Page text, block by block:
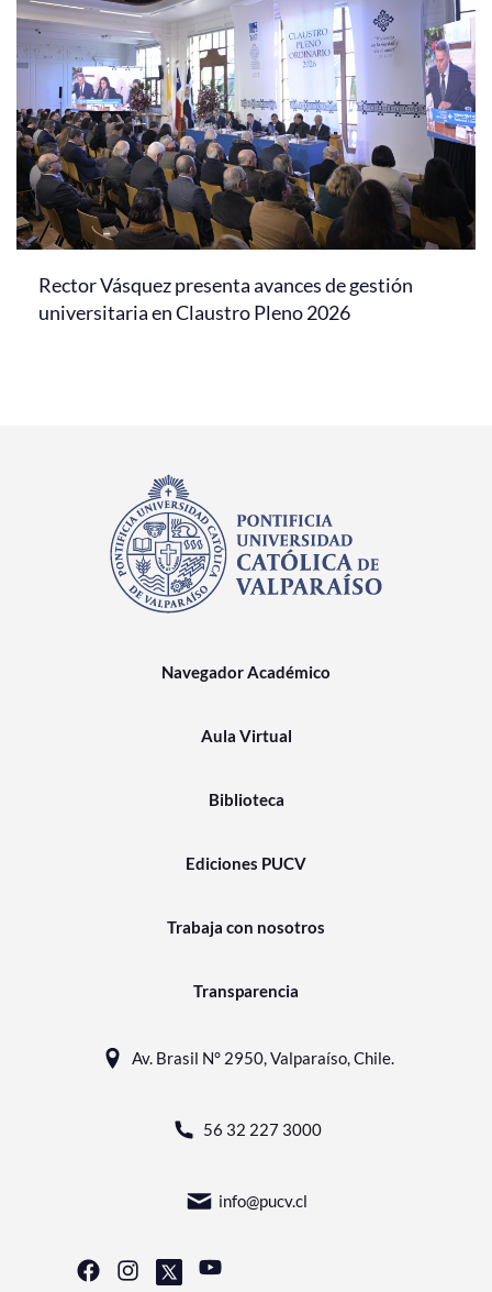
Rector Vásquez presenta avances de gestión
universitaria en Claustro Pleno 2026
Navegador Académico
Aula Virtual
Biblioteca
Ediciones PUCV
Trabaja con nosotros
Transparencia
Av. Brasil N° 2950, Valparaíso, Chile.
56 32 227 3000
info@pucv.cl